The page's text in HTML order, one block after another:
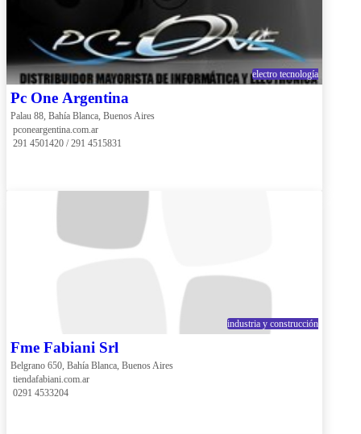
electro tecnología
Pc One Argentina
Palau 88, Bahía Blanca, Buenos Aires
pconeargentina.com.ar
291 4501420 / 291 4515831
industria y construcción
Fme Fabiani Srl
Belgrano 650, Bahía Blanca, Buenos Aires
tiendafabiani.com.ar
0291 4533204